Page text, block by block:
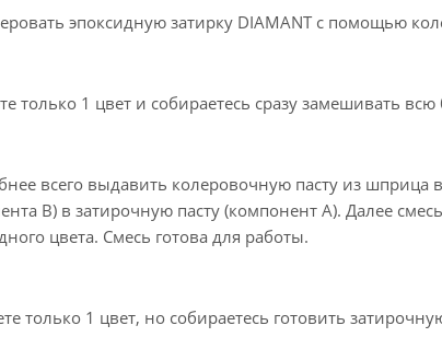
эпоксидную затирку DIAMANT с помощью
только 1 цвет и собираетесь сразу замешивать
всего выдавить колеровочную пасту из
В) в затирочную пасту (компонент А). Далее
цвета. Смесь готова для работы.
только 1 цвет, но собираетесь готовить